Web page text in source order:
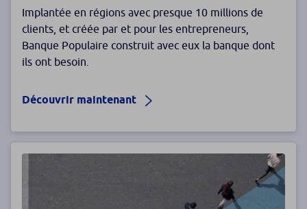
Implantée en régions avec presque 10 millions de
clients, et créée par et pour les entrepreneurs,
Banque Populaire construit avec eux la banque dont
ils ont besoin.
Découvrir maintenant